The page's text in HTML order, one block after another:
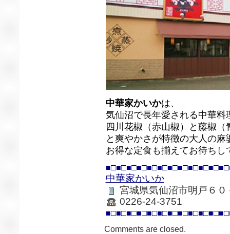
中華家かいかは、
気仙沼で長年愛される中華料
四川花椒（赤山椒）と藤椒
と爽やかさが特徴の大人の
お得な定食も揃えてお待ちし
中華家かいか
宮城県気仙沼市明戸６０
0226-24-3751
Comments are closed.